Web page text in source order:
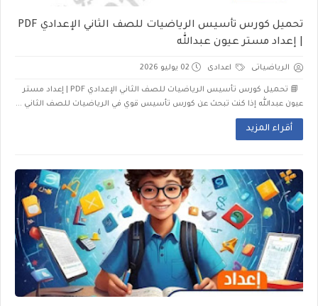
تحميل كورس تأسيس الرياضيات للصف الثاني الإعدادي PDF
| إعداد مستر عيون عبدالله
الرياضياتى اعدادى 02 يوليو 2026
📘 تحميل كورس تأسيس الرياضيات للصف الثاني الإعدادي PDF | إعداد مستر
عيون عبدالله إذا كنت تبحث عن كورس تأسيس قوي في الرياضيات للصف الثاني ...
أقراء المزيد